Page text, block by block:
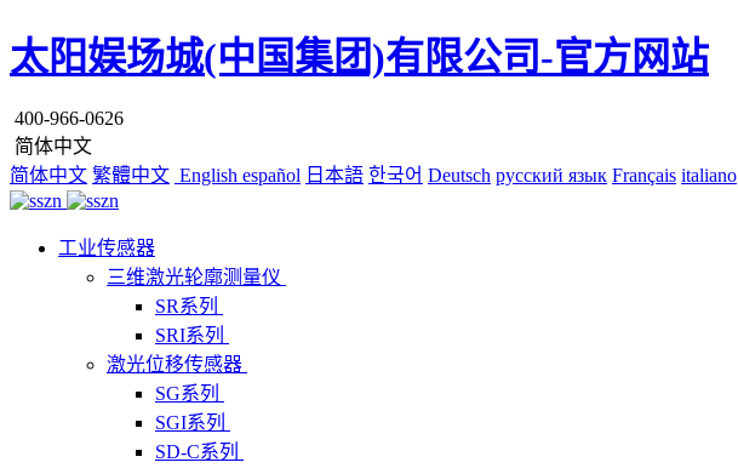
太阳娱场城(中国集团)有限公司-官方网站
400-966-0626
简体中文
简体中文 繁體中文 English español 日本語 한국어 Deutsch русский язык Français italiano
工业传感器
三维激光轮廓测量仪
SR系列
SRI系列
激光位移传感器
SG系列
SGI系列
SD-C系列